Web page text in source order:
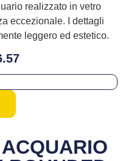
realizzato in vetro
eccezionale. I dettagli
leggero ed estetico.